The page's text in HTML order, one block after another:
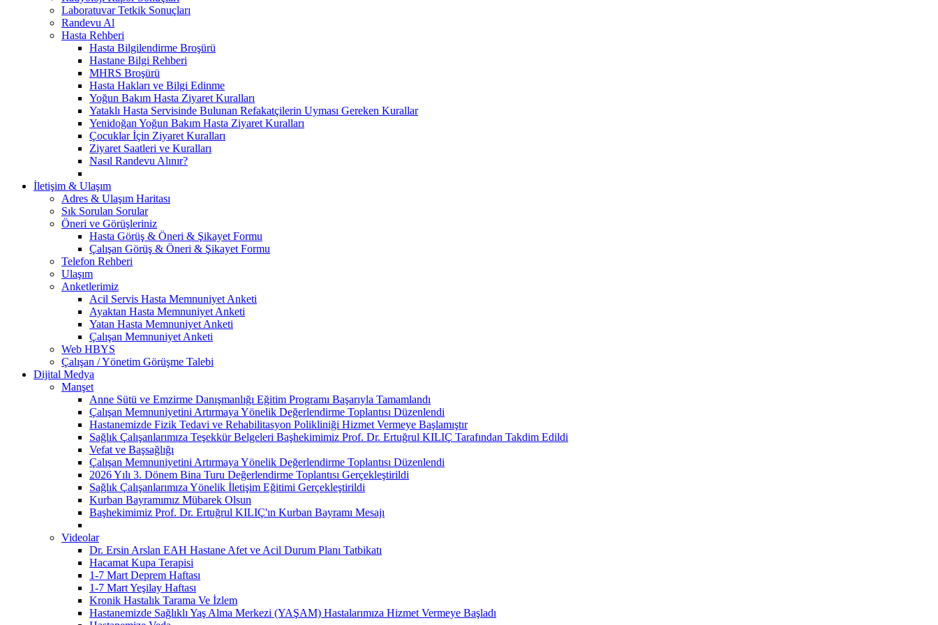
Laboratuvar Tetkik Sonuçları
Randevu Al
Hasta Rehberi
Hasta Bilgilendirme Broşürü
Hastane Bilgi Rehberi
MHRS Broşürü
Hasta Hakları ve Bilgi Edinme
Yoğun Bakım Hasta Ziyaret Kuralları
Yataklı Hasta Servisinde Bulunan Refakatçilerin Uyması Gereken Kurallar
Yenidoğan Yoğun Bakım Hasta Ziyaret Kuralları
Çocuklar İçin Ziyaret Kuralları
Ziyaret Saatleri ve Kuralları
Nasıl Randevu Alınır?
İletişim & Ulaşım
Adres & Ulaşım Haritası
Sık Sorulan Sorular
Öneri ve Görüşleriniz
Hasta Görüş & Öneri & Şikayet Formu
Çalışan Görüş & Öneri & Şikayet Formu
Telefon Rehberi
Ulaşım
Anketlerimiz
Acil Servis Hasta Memnuniyet Anketi
Ayaktan Hasta Memnuniyet Anketi
Yatan Hasta Memnuniyet Anketi
Çalışan Memnuniyet Anketi
Web HBYS
Çalışan / Yönetim Görüşme Talebi
Dijital Medya
Manşet
Anne Sütü ve Emzirme Danışmanlığı Eğitim Programı Başarıyla Tamamlandı
Çalışan Memnuniyetini Artırmaya Yönelik Değerlendirme Toplantısı Düzenlendi
Hastanemizde Fizik Tedavi ve Rehabilitasyon Polikliniği Hizmet Vermeye Başlamıştır
Sağlık Çalışanlarımıza Teşekkür Belgeleri Başhekimimiz Prof. Dr. Ertuğrul KILIÇ Tarafından Takdim Edildi
Vefat ve Başsağlığı
Çalışan Memnuniyetini Artırmaya Yönelik Değerlendirme Toplantısı Düzenlendi
2026 Yılı 3. Dönem Bina Turu Değerlendirme Toplantısı Gerçekleştirildi
Sağlık Çalışanlarımıza Yönelik İletişim Eğitimi Gerçekleştirildi
Kurban Bayramımız Mübarek Olsun
Başhekimimiz Prof. Dr. Ertuğrul KILIÇ'ın Kurban Bayramı Mesajı
Videolar
Dr. Ersin Arslan EAH Hastane Afet ve Acil Durum Planı Tatbikatı
Hacamat Kupa Terapisi
1-7 Mart Deprem Haftası
1-7 Mart Yeşilay Haftası
Kronik Hastalık Tarama Ve İzlem
Hastanemizde Sağlıklı Yaş Alma Merkezi (YAŞAM) Hastalarımıza Hizmet Vermeye Başladı